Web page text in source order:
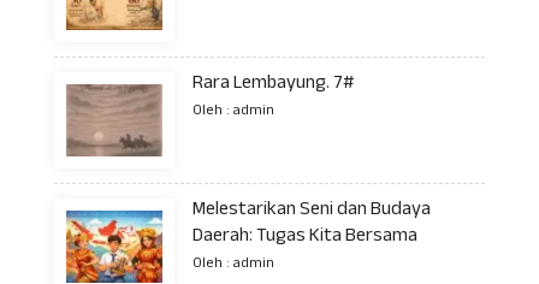
Rara Lembayung. 7#
Oleh : admin
Melestarikan Seni dan Budaya
Daerah: Tugas Kita Bersama
Oleh : admin